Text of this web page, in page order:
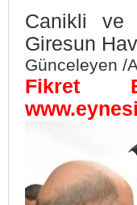
Canikli ve
Giresun
Günceleyen /
Fikret